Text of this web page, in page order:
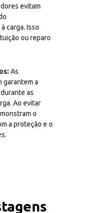
evitam
carga. Isso
ou reparo
As
garantem a
as
Ao evitar
o
a proteção e o